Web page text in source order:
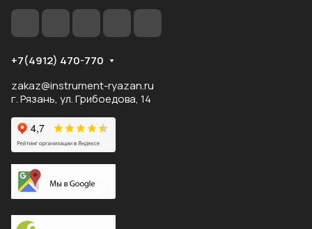
+7(4912) 470-770
zakaz@instrument-ryazan.ru
г. Рязань, ул. Грибоедова, 14